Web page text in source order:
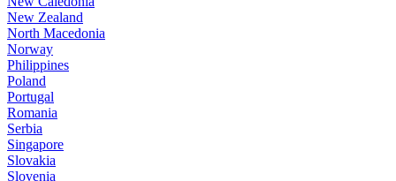
New Zealand
North Macedonia
Norway
Philippines
Poland
Portugal
Romania
Serbia
Singapore
Slovakia
Slovenia